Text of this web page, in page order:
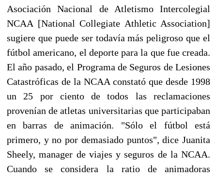
Asociación Nacional de Atletismo Intercolegial
NCAA [National Collegiate Athletic Association]
sugiere que puede ser todavía más peligroso que el
fútbol americano, el deporte para la que fue creada.
El año pasado, el Programa de Seguros de Lesiones
Catastróficas de la NCAA constató que desde 1998
un 25 por ciento de todos las reclamaciones
provenían de atletas universitarias que participaban
en barras de animación. "Sólo el fútbol está
primero, y no por demasiado puntos", dice Juanita
Sheely, manager de viajes y seguros de la NCAA.
Cuando se considera la ratio de animadoras